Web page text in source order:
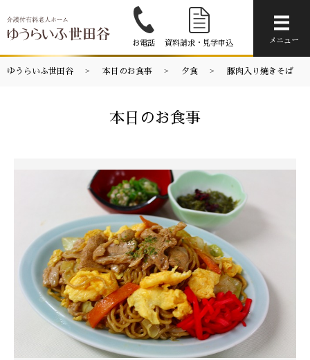
お電話 資料請求・見学申込 メニュー
ゆうらいふ世田谷 本日のお食事 夕食 豚肉入り焼きそば
本日のお食事